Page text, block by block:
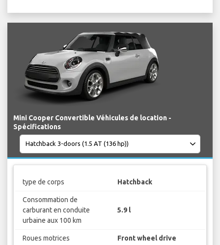
Mini Cooper Convertible Véhicules de location -
Spécifications
type de corps Hatchback
Consommation de
carburant en conduite
urbaine aux 100 km
5.9 l
Roues motrices Front wheel drive